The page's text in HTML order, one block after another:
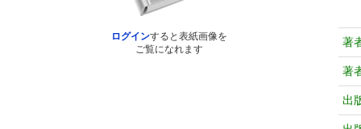
ログインすると表紙画像を
ご覧になれます
著
著
出